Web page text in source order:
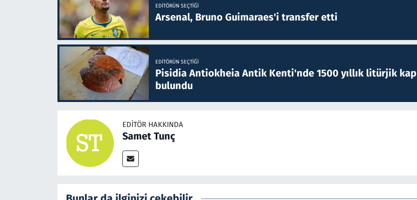
EDITÖRÜN SEÇTIĞI
Arsenal, Bruno Guimaraes'i transfer etti
EDITÖRÜN SEÇTIĞI
Pisidia Antiokheia Antik Kenti'nde 1500 yıllık litürjik kap
bulundu
EDITÖR HAKKINDA
Samet Tunç